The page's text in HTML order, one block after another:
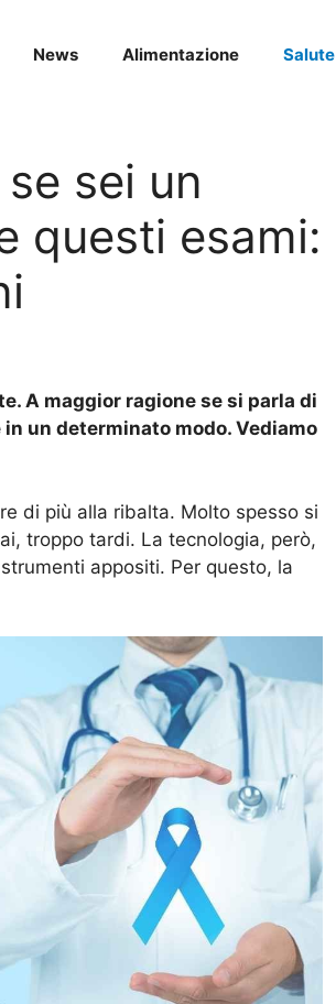
News Alimentazione Salute
sei un
questi esami:
A maggior ragione se si parla di
un determinato modo. Vediamo
di più alla ribalta. Molto spesso si
troppo tardi. La tecnologia, però,
appositi. Per questo, la